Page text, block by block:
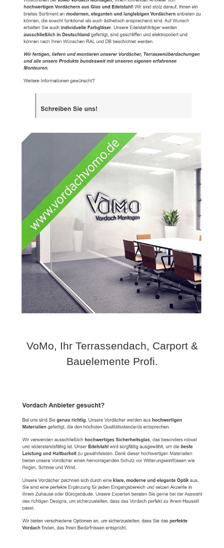
VoMo, Ihr Terrassendach, Carport &
Bauelemente Profi.